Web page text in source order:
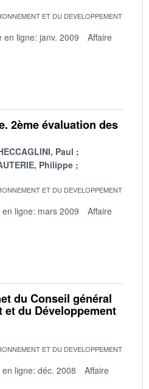
ET DU DEVELOPPEMENT
en ligne: janv. 2009
Affaire
2ème évaluation des
Paul
Philippe
ET DU DEVELOPPEMENT
en ligne: mars 2009
Affaire
du Conseil général
du Développement
ET DU DEVELOPPEMENT
en ligne: déc. 2008
Affaire